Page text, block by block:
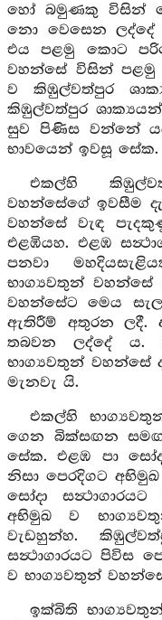
හෝ බමුණකු විසින්
නො වෙසෙන ලද්දේ
එය පළමු කොට
වහන්සේ විසින්
ව කිඹුල්වත්පුර
කිඹුල්වත්පුර
සුව පිණිස වන්නේ
භාවයෙන් ඉවසූ සේක.
එකල්හි
වහන්සේගේ ඉවසීම
වහන්සේ වැඳ
එළඹියහ. එළඹ
පනවා
භාග්‍යවතුන් වහන්සේ
වහන්සේට මෙය
ඇතිරීම් අතුරන ලදී.
තබවන ලද්දේ ය.
භාග්‍යවතුන් වහන්සේ
මැනවැ යි.
එකල්හි
ගෙන බික්සඟන සමඟ
සේක. එළඹ පා
නිසා පෙරදිගට
සෝදා
අභිමුඛ ව
වැඩහුන්හ.
සන්‍ථාගාරයට පිවිස
ව භාග්‍යවතුන්
ඉක්බිති